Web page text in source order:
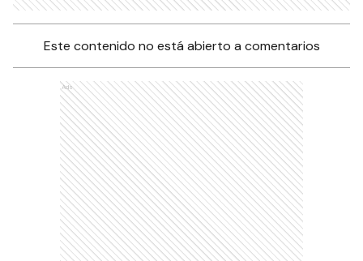
Este contenido no está abierto a comentarios
Ads